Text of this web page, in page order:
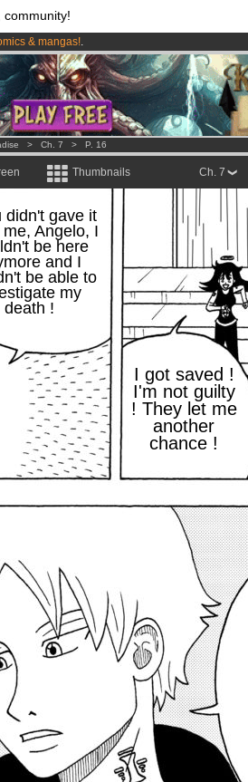
community!
& mangas!.
per month !Get membership now
> Ch. 7 > P. 16
Thumbnails Ch. 7
I got saved !
I'm not guilty
! They let me
another
chance !
didn't gave it
Angelo, I
be here
and I
be able to
my
death !